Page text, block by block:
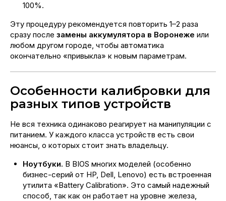
100%.
Эту процедуру рекомендуется повторить 1–2 раза
сразу после замены аккумулятора в Воронеже или
любом другом городе, чтобы автоматика
окончательно «привыкла» к новым параметрам.
Особенности калибровки для
разных типов устройств
Не вся техника одинаково реагирует на манипуляции с
питанием. У каждого класса устройств есть свои
нюансы, о которых стоит знать владельцу.
Ноутбуки. В BIOS многих моделей (особенно
бизнес-серий от HP, Dell, Lenovo) есть встроенная
утилита «Battery Calibration». Это самый надежный
способ, так как он работает на уровне железа,